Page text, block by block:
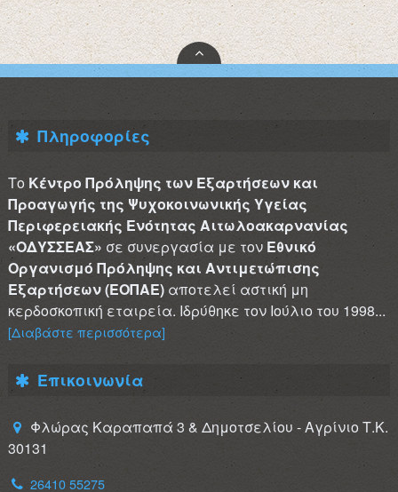
Πληροφορίες
Το Κέντρο Πρόληψης των Εξαρτήσεων και
Προαγωγής της Ψυχοκοινωνικής Υγείας
Περιφερειακής Ενότητας Αιτωλοακαρνανίας
«ΟΔΥΣΣΕΑΣ» σε συνεργασία με τον Εθνικό
Οργανισμό Πρόληψης και Αντιμετώπισης
Εξαρτήσεων (ΕΟΠΑΕ)αποτελεί αστική μη
κερδοσκοπική εταιρεία. Ιδρύθηκε τον Ιούλιο του 1998...
[Διαβάστε περισσότερα]
Επικοινωνία
Φλώρας Καραπαπά 3 & Δημοτσελίου - Αγρίνιο Τ.Κ.
30131
26410 55275